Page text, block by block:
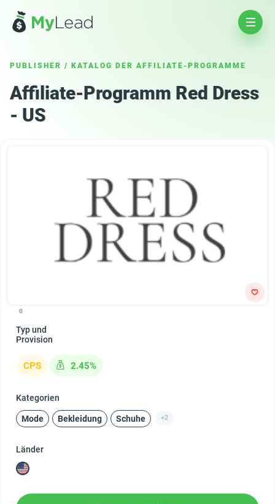
PUBLISHER / KATALOG DER AFFILIATE-PROGRAMME
Affiliate-Programm Red Dress
- US
0
Typ und
Provision
CPS 2.45%
Kategorien
Mode Bekleidung Schuhe +2
Länder